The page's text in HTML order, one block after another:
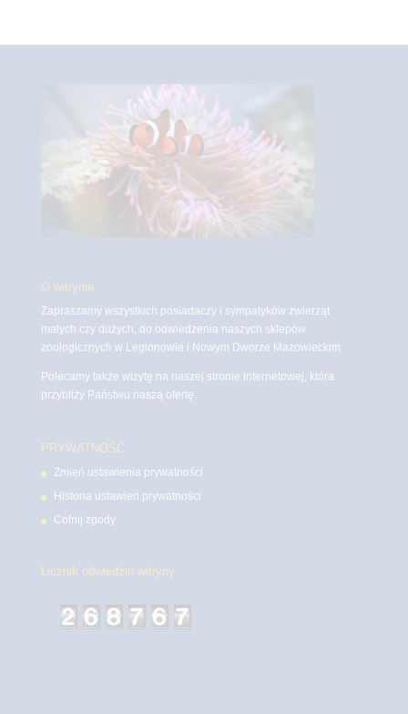
O witrynie
Zapraszamy wszystkich posiadaczy i sympatyków zwierząt
małych czy dużych, do odwiedzenia naszych sklepów
zoologicznych w Legionowie i Nowym Dworze Mazowieckim
Polecamy także wizytę na naszej stronie internetowej, która
przybliży Państwu naszą ofertę.
PRYWATNOŚĆ
Zmień ustawienia prywatności
Historia ustawień prywatności
Cofnij zgody
Licznik odwiedzin witryny